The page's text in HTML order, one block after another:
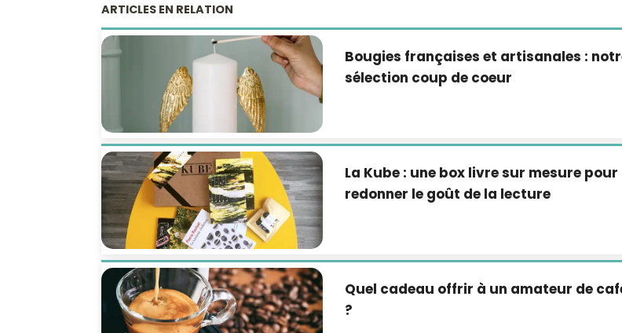
ARTICLES EN RELATION
Bougies françaises et artisanales :
sélection coup de coeur
La Kube : une box livre sur mesure pour
redonner le goût de la lecture
Quel cadeau offrir à un amateur de
?